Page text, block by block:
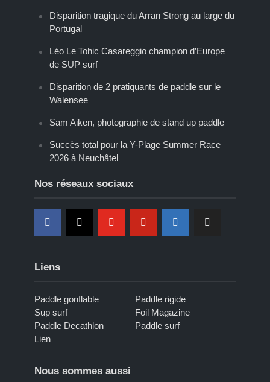
Disparition tragique du Arran Strong au large du
Portugal
Léo Le Tohic Casareggio champion d’Europe
de SUP surf
Disparition de 2 pratiquants de paddle sur le
Walensee
Sam Aiken, photographie de stand up paddle
Succès total pour la Y-Plage Summer Race
2026 à Neuchâtel
Nos réseaux sociaux
Liens
Paddle gonflable
Paddle rigide
Sup surf
Foil Magazine
Paddle Decathlon
Paddle surf
Lien
Nous sommes aussi